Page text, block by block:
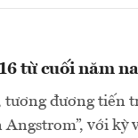
từ cuối năm
tương đương tiến
với kỳ